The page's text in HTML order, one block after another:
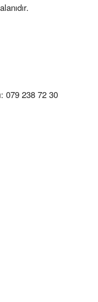
079 238 72 30